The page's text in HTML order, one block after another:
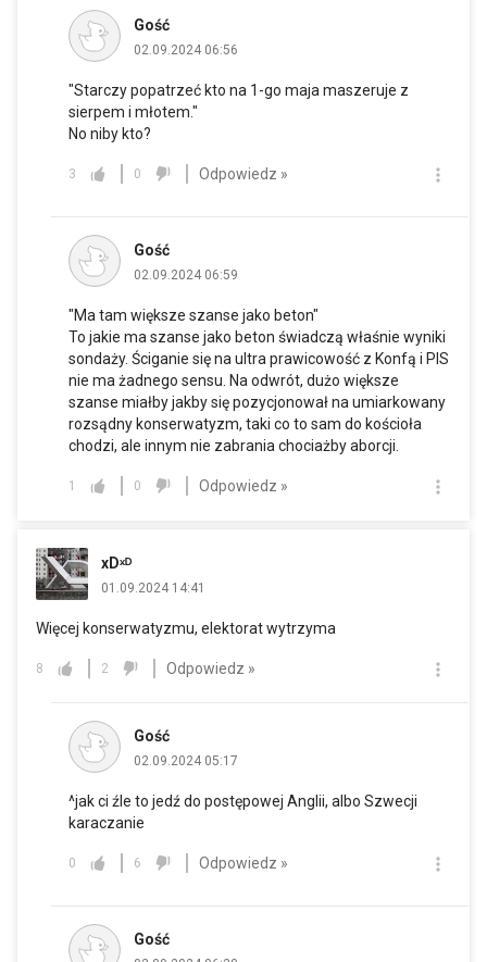
Gość
02.09.2024 06:56
"Starczy popatrzeć kto na 1-go maja maszeruje z
sierpem i młotem."
No niby kto?
3 0 Odpowiedz »
Gość
02.09.2024 06:59
"Ma tam większe szanse jako beton"
To jakie ma szanse jako beton świadczą właśnie wyniki
sondaży. Ściganie się na ultra prawicowość z Konfą i PIS
nie ma żadnego sensu. Na odwrót, dużo większe
szanse miałby jakby się pozycjonował na umiarkowany
rozsądny konserwatyzm, taki co to sam do kościoła
chodzi, ale innym nie zabrania chociażby aborcji.
1 0 Odpowiedz »
xDˣᴰ
01.09.2024 14:41
Więcej konserwatyzmu, elektorat wytrzyma
8 2 Odpowiedz »
Gość
02.09.2024 05:17
^jak ci źle to jedź do postępowej Anglii, albo Szwecji
karaczanie
0 6 Odpowiedz »
Gość